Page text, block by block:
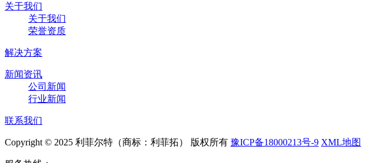
关于我们
关于我们
荣誉资质
解决方案
新闻资讯
公司新闻
行业新闻
联系我们
Copyright © 2025 利菲尔特（商标：利菲拓） 版权所有 豫ICP备18000213号-9 XML地图